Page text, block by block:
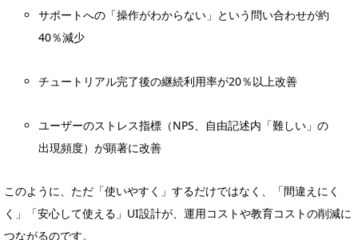
サポートへの「操作がわからない」という問い合わせが約
40％減少
チュートリアル完了後の継続利用率が20％以上改善
ユーザーのストレス指標（NPS、自由記述内「難しい」の
出現頻度）が顕著に改善
このように、ただ「使いやすく」するだけではなく、「間違えにく
く」「安心して使える」UI設計が、運用コストや教育コストの削減に
つながるのです。